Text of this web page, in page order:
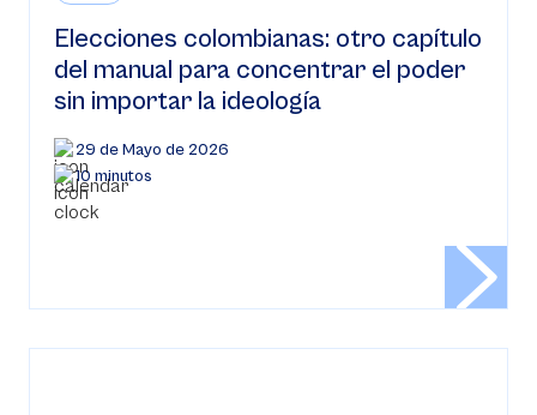
Elecciones colombianas: otro capítulo
del manual para concentrar el poder
sin importar la ideología
29 de Mayo de 2026
10 minutos